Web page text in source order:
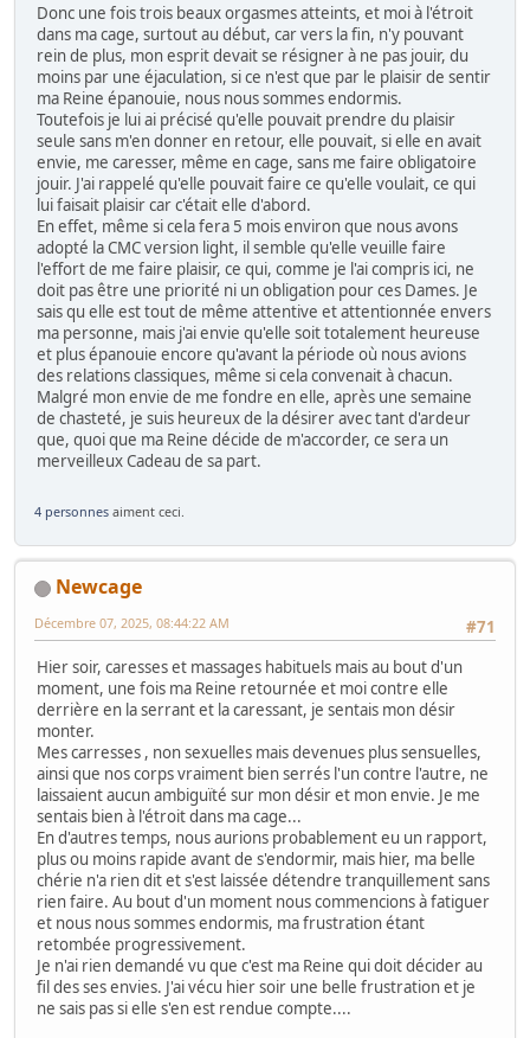
Donc une fois trois beaux orgasmes atteints, et moi à l'étroit
dans ma cage, surtout au début, car vers la fin, n'y pouvant
rein de plus, mon esprit devait se résigner à ne pas jouir, du
moins par une éjaculation, si ce n'est que par le plaisir de sentir
ma Reine épanouie, nous nous sommes endormis.
Toutefois je lui ai précisé qu'elle pouvait prendre du plaisir
seule sans m'en donner en retour, elle pouvait, si elle en avait
envie, me caresser, même en cage, sans me faire obligatoire
jouir. J'ai rappelé qu'elle pouvait faire ce qu'elle voulait, ce qui
lui faisait plaisir car c'était elle d'abord.
En effet, même si cela fera 5 mois environ que nous avons
adopté la CMC version light, il semble qu'elle veuille faire
l'effort de me faire plaisir, ce qui, comme je l'ai compris ici, ne
doit pas être une priorité ni un obligation pour ces Dames. Je
sais qu elle est tout de même attentive et attentionnée envers
ma personne, mais j'ai envie qu'elle soit totalement heureuse
et plus épanouie encore qu'avant la période où nous avions
des relations classiques, même si cela convenait à chacun.
Malgré mon envie de me fondre en elle, après une semaine
de chasteté, je suis heureux de la désirer avec tant d'ardeur
que, quoi que ma Reine décide de m'accorder, ce sera un
merveilleux Cadeau de sa part.
4 personnes aiment ceci.
Newcage
#71
Décembre 07, 2025, 08:44:22 AM
Hier soir, caresses et massages habituels mais au bout d'un
moment, une fois ma Reine retournée et moi contre elle
derrière en la serrant et la caressant, je sentais mon désir
monter.
Mes carresses , non sexuelles mais devenues plus sensuelles,
ainsi que nos corps vraiment bien serrés l'un contre l'autre, ne
laissaient aucun ambiguïté sur mon désir et mon envie. Je me
sentais bien à l'étroit dans ma cage...
En d'autres temps, nous aurions probablement eu un rapport,
plus ou moins rapide avant de s'endormir, mais hier, ma belle
chérie n'a rien dit et s'est laissée détendre tranquillement sans
rien faire. Au bout d'un moment nous commencions à fatiguer
et nous nous sommes endormis, ma frustration étant
retombée progressivement.
Je n'ai rien demandé vu que c'est ma Reine qui doit décider au
fil des ses envies. J'ai vécu hier soir une belle frustration et je
ne sais pas si elle s'en est rendue compte....